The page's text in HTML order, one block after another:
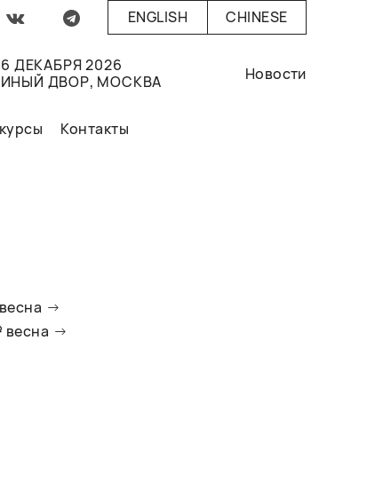
ENGLISH CHINESE
ДЕКАБРЯ 2026
ДВОР, МОСКВА
Новости
Контакты